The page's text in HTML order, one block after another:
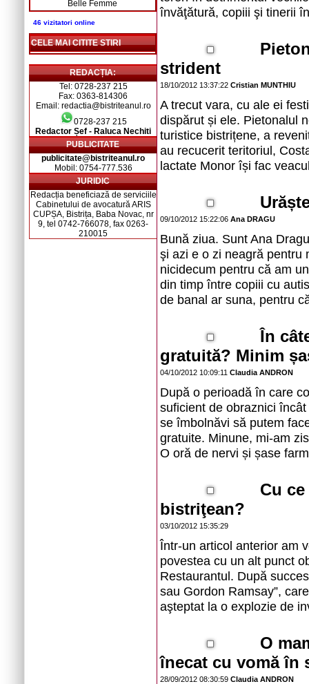
Belle Femme
46 vizitatori online
CELE MAI CITITE STIRI
REDACȚIA:
Tel: 0728-237 215
Fax: 0363-814306
Email: redactia@bistriteanul.ro
0728-237 215
Redactor Șef - Raluca Nechiti
PUBLICITATE
publicitate@bistriteanul.ro
Mobil: 0754-777.536
JURIDIC
Redacția beneficiază de serviciile
Cabinetului de avocatură ARIS
CUPȘA, Bistrița, Baba Novac, nr
9, tel 0742-766078, fax 0263-
210015
învăţătură, copiii şi tinerii
strident
18/10/2012 13:37:22 Cristian MUNTHIU
A trecut vara, cu ale ei
dispărut și ele. Pietonalul
turistice bistrițene, a
au recucerit teritoriul,
lactate Monor își fac
09/10/2012 15:22:06 Ana DRAGU
Bună ziua. Sunt Ana
şi azi e o zi neagră pentru
nicidecum pentru că am
din timp între copiii cu
de banal ar suna, pentru
În
gratuită? Minim
04/10/2012 10:09:11 Claudia ANDRON
După o perioadă în care
suficient de obraznici
se îmbolnăvi să putem
gratuite. Minune, mi-am
O oră de nervi și șase
Cu
bistriţean?
03/10/2012 15:35:29
Într-un articol anterior am
povestea cu un alt punct
Restaurantul. După
sau Gordon Ramsay”,
aşteptat la o explozie de
O
înecat cu vomă în
28/09/2012 08:30:59 Claudia ANDRON